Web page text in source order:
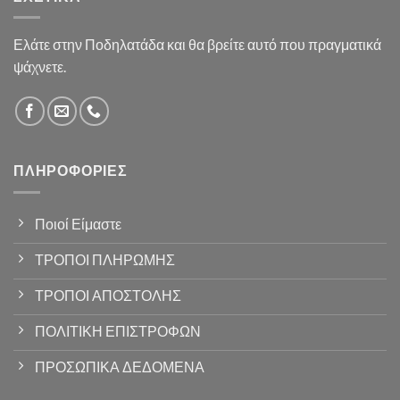
Ελάτε στην Ποδηλατάδα και θα βρείτε αυτό που πραγματικά
ψάχνετε.
ΠΛΗΡΟΦΟΡΊΕΣ
Ποιοί Είμαστε
ΤΡΟΠΟΙ ΠΛΗΡΩΜΗΣ
ΤΡΟΠΟΙ ΑΠΟΣΤΟΛΗΣ
ΠΟΛΙΤΙΚΗ ΕΠΙΣΤΡΟΦΩΝ
ΠΡΟΣΩΠΙΚΑ ΔΕΔΟΜΕΝΑ